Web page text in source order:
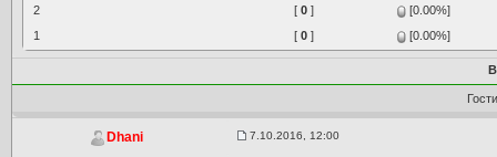
2
[ 0]
[0.00%]
1
[ 0] [0.00%]
Dhani 7.10.2016, 12:00